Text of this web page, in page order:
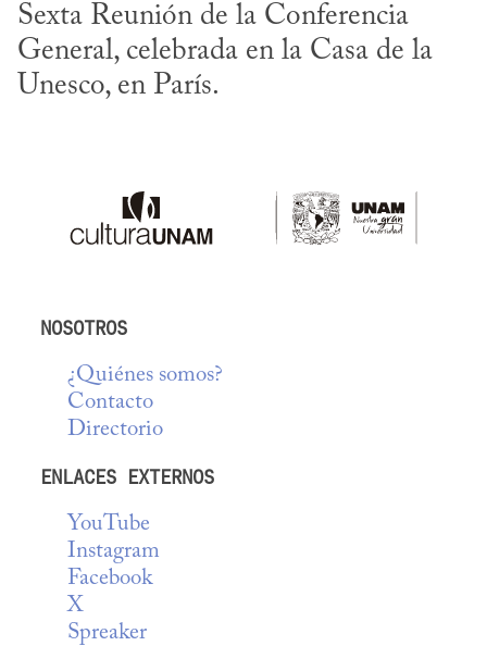
Sexta Reunión de la Conferencia
General, celebrada en la Casa de la
Unesco, en París.
NOSOTROS
¿Quiénes somos?
Contacto
Directorio
ENLACES EXTERNOS
YouTube
Instagram
Facebook
X
Spreaker